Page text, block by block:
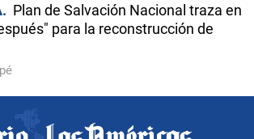
Plan de Salvación Nacional traza en
para la reconstrucción de